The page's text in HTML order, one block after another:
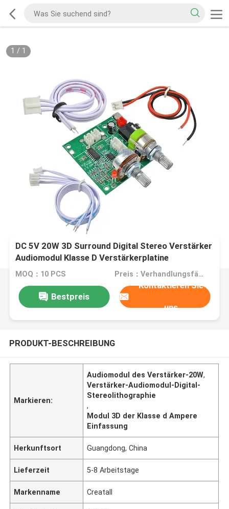
1 / 1
DC 5V 20W 3D Surround Digital Stereo Verstärker
Audiomodul Klasse D Verstärkerplatine
MOQ：10 PCS Preis：Verhandlungsfähig
Bestpreis
Kontaktieren Sie
uns
PRODUKT-BESCHREIBUNG
Markieren:
Audiomodul des Verstärker-20W,
Verstärker-Audiomodul-Digital-
Stereolithographie
,
Modul 3D der Klasse d Ampere
Einfassung
Herkunftsort Guangdong, China
Lieferzeit 5-8 Arbeitstage
Markenname Creatall